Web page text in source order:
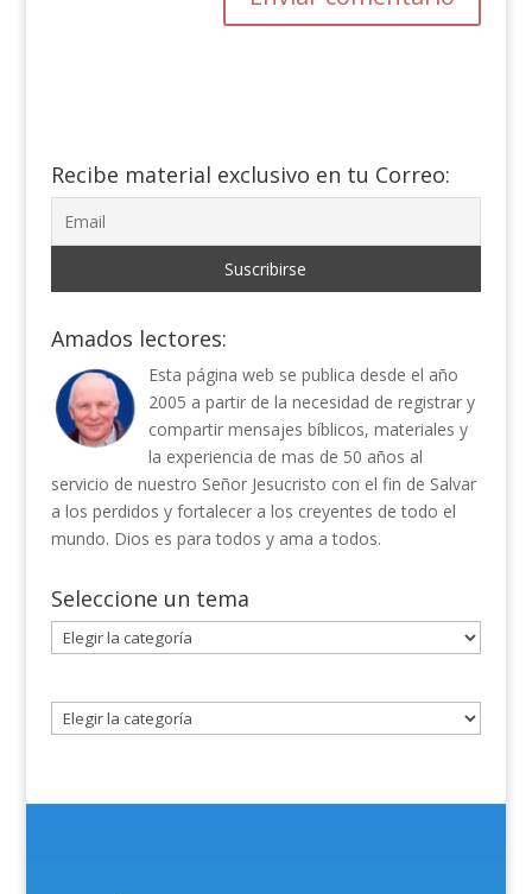
Recibe material exclusivo en tu Correo:
Amados lectores:
Esta página web se publica desde el año
2005 a partir de la necesidad de registrar y
compartir mensajes bíblicos, materiales y
la experiencia de mas de 50 años al
servicio de nuestro Señor Jesucristo con el fin de Salvar
a los perdidos y fortalecer a los creyentes de todo el
mundo. Dios es para todos y ama a todos.
Seleccione un tema
Seleccione
un